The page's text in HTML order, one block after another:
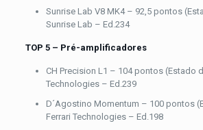
Sunrise Lab V8 MK4 – 92,5 pontos
Sunrise Lab – Ed.234
TOP 5 – Pré-amplificadores
CH Precision L1 – 104 pontos (Estado
Technologies – Ed.239
D´Agostino Momentum – 100 pontos
Ferrari Technologies – Ed.198